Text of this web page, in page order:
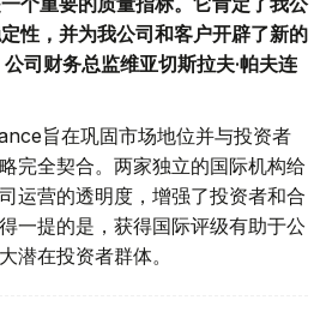
性，并为我公司和客户开辟了新的
司财务总监维亚切斯拉夫·帕夫连
旨在巩固市场地位并与投资者
完全契合。两家独立的国际机构给
运营的透明度，增强了投资者和合
一提的是，获得国际评级有助于公
潜在投资者群体。